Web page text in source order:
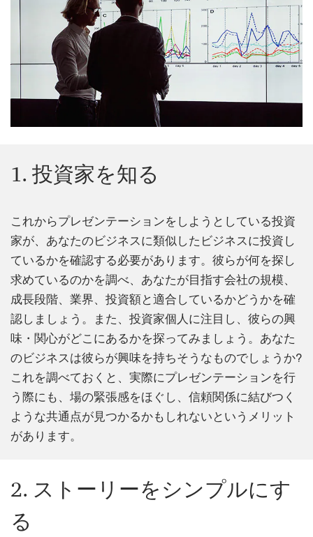
1. 投資家を知る
これからプレゼンテーションをしようとしている投資
家が、あなたのビジネスに類似したビジネスに投資し
ているかを確認する必要があります。彼らが何を探し
求めているのかを調べ、あなたが目指す会社の規模、
成長段階、業界、投資額と適合しているかどうかを確
認しましょう。また、投資家個人に注目し、彼らの興
味・関心がどこにあるかを探ってみましょう。あなた
のビジネスは彼らが興味を持ちそうなものでしょうか?
これを調べておくと、実際にプレゼンテーションを行
う際にも、場の緊張感をほぐし、信頼関係に結びつく
ような共通点が見つかるかもしれないというメリット
があります。
2. ストーリーをシンプルにす
る